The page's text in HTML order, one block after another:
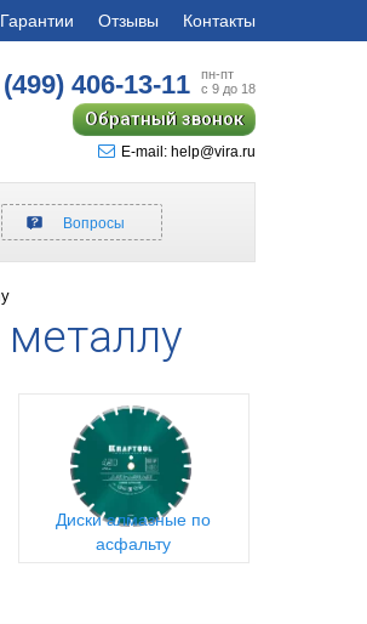
Гарантии Отзывы Контакты
406-13-11
пн-пт
с 9 до 18
Обратный звонок
E-mail: help@vira.ru
Вопросы
Диски алмазные по
асфальту